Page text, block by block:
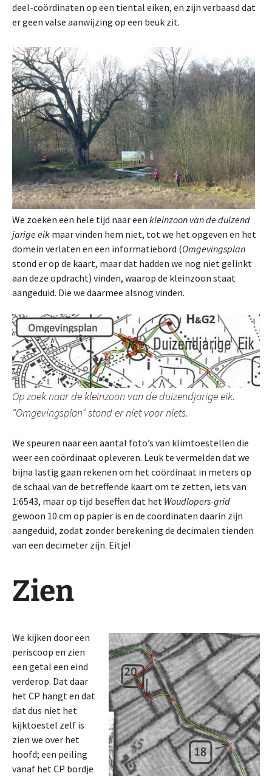
deel-coördinaten op een tiental eiken, en zijn verbaasd dat
er geen valse aanwijzing op een beuk zit.
We zoeken een hele tijd naar een kleinzoon van de duizend
jarige eik maar vinden hem niet, tot we het opgeven en het
domein verlaten en een informatiebord (Omgevingsplan
stond er op de kaart, maar dat hadden we nog niet gelinkt
aan deze opdracht) vinden, waarop de kleinzoon staat
aangeduid. Die we daarmee alsnog vinden.
Op zoek naar de kleinzoon van de duizendjarige eik.
“Omgevingsplan” stond er niet voor niets.
We speuren naar een aantal foto’s van klimtoestellen die
weer een coördinaat opleveren. Leuk te vermelden dat we
bijna lastig gaan rekenen om het coördinaat in meters op
de schaal van de betreffende kaart om te zetten, iets van
1:6543, maar op tijd beseffen dat het Woudlopers-grid
gewoon 10 cm op papier is en de coördinaten daarin zijn
aangeduid, zodat zonder berekening de decimalen tienden
van een decimeter zijn. Eitje!
Zien
We kijken door een
periscoop en zien
een getal een eind
verderop. Dat daar
het CP hangt en dat
dat dus niet het
kijktoestel zelf is
zien we over het
hoofd; een peiling
vanaf het CP bordje